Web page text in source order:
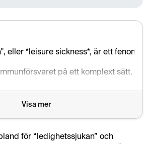
eller *leisure sickness*, är ett
på ett komplext sätt.
mekanismer spelar psykologin en
sömnbrist, dålig kost och hög
en medicinsk diagnos, men experter
Visa mer
för “ledighetssjukan” och